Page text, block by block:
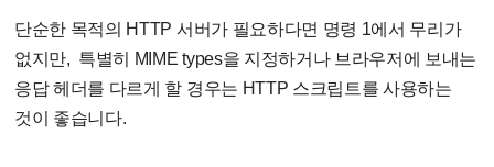
단순한 목적의 HTTP 서버가 필요하다면 명령 1에서 무리가
없지만, 특별히 MIME types을 지정하거나 브라우저에 보내는
응답 헤더를 다르게 할 경우는 HTTP 스크립트를 사용하는
것이 좋습니다.